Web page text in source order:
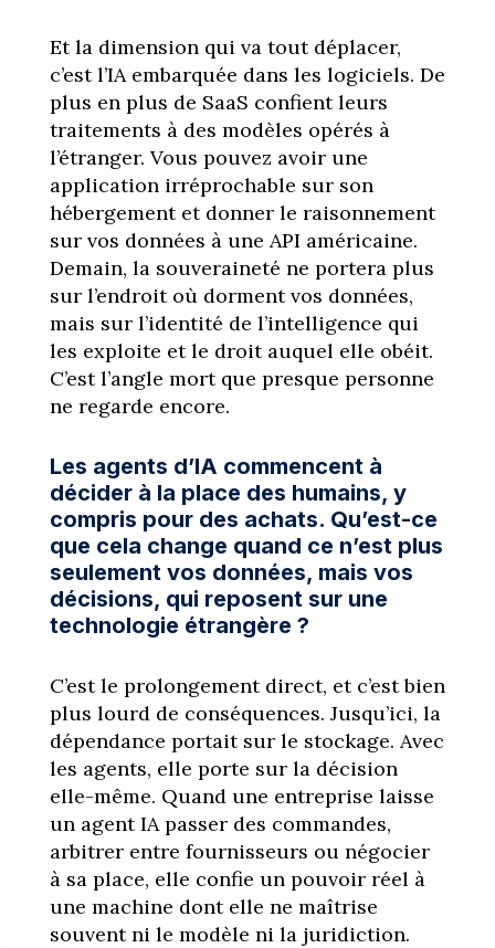
Et la dimension qui va tout déplacer,
c’est l’IA embarquée dans les logiciels. De
plus en plus de SaaS confient leurs
traitements à des modèles opérés à
l’étranger. Vous pouvez avoir une
application irréprochable sur son
hébergement et donner le raisonnement
sur vos données à une API américaine.
Demain, la souveraineté ne portera plus
sur l’endroit où dorment vos données,
mais sur l’identité de l’intelligence qui
les exploite et le droit auquel elle obéit.
C’est l’angle mort que presque personne
ne regarde encore.
Les agents d’IA commencent à
décider à la place des humains, y
compris pour des achats. Qu’est-ce
que cela change quand ce n’est plus
seulement vos données, mais vos
décisions, qui reposent sur une
technologie étrangère ?
C’est le prolongement direct, et c’est bien
plus lourd de conséquences. Jusqu’ici, la
dépendance portait sur le stockage. Avec
les agents, elle porte sur la décision
elle-même. Quand une entreprise laisse
un agent IA passer des commandes,
arbitrer entre fournisseurs ou négocier
à sa place, elle confie un pouvoir réel à
une machine dont elle ne maîtrise
souvent ni le modèle ni la juridiction.